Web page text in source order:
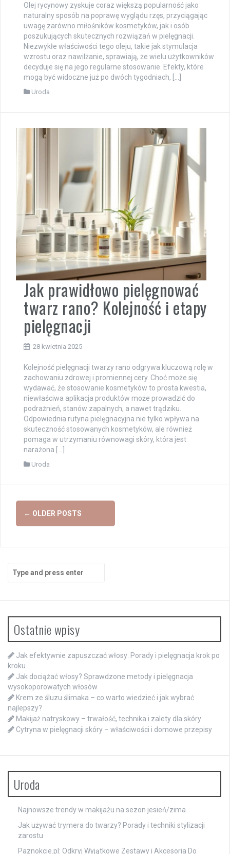
Olej rycynowy zyskuje coraz większą popularność jako
naturalny sposób na poprawę wyglądu rzęs, przyciągając
uwagę zarówno miłośników kosmetyków, jak i osób
poszukujących skutecznych rozwiązań w pielęgnacji.
Niezwykłe właściwości tego oleju, takie jak stymulacja
wzrostu oraz nawilżanie, sprawiają, że wielu użytkowników
decyduje się na jego regularne stosowanie. Efekty, które
mogą być widoczne już po dwóch tygodniach, […]
Uroda
Jak prawidłowo pielęgnować
twarz rano? Kolejność i etapy
pielęgnacji
28 kwietnia 2025
Kolejność pielęgnacji twarzy rano odgrywa kluczową rolę w
zachowaniu zdrowej i promiennej cery. Choć może się
wydawać, że stosowanie kosmetyków to prosta kwestia,
niewłaściwa aplikacja produktów może prowadzić do
podrażnień, stanów zapalnych, a nawet trądziku.
Odpowiednia rutyna pielęgnacyjna nie tylko wpływa na
skuteczność stosowanych kosmetyków, ale również
pomaga w utrzymaniu równowagi skóry, która jest
narażona […]
Uroda
Posts
navigation
← OLDER POSTS
Search
for:
Ostatnie wpisy
Jak efektywnie zapuszczać włosy: Porady i pielęgnacja krok po
kroku
Jak dociążać włosy? Sprawdzone metody i pielęgnacja
wysokoporowatych włosów
Krem ze śluzu ślimaka – co warto wiedzieć i jak wybrać
najlepszy?
Makijaż natryskowy – trwałość, technika i zalety dla skóry
Cytryna w pielęgnacji skóry – właściwości i domowe przepisy
Uroda
Najnowsze trendy w makijażu na sezon jesień/zima
Jak używać trymera do twarzy? Porady i techniki stylizacji
zarostu
Paznokcie.pl: Odkryj Wyjątkowe Zestawy i Akcesoria Do